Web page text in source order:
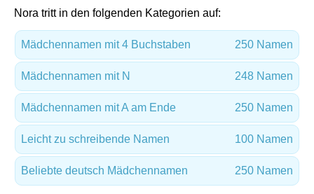
Nora tritt in den folgenden Kategorien auf:
Mädchennamen mit 4 Buchstaben 250 Namen
Mädchennamen mit N 248 Namen
Mädchennamen mit A am Ende 250 Namen
Leicht zu schreibende Namen 100 Namen
Beliebte deutsch Mädchennamen 250 Namen